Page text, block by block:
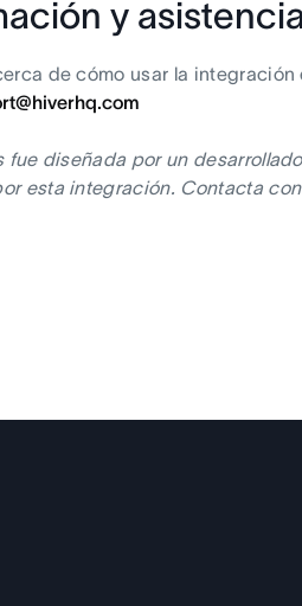
y
de cómo usar la
diseñada por un
esta integración. Contacta